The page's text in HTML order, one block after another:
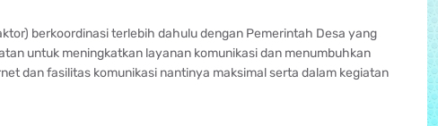
berkoordinasi terlebih dahulu dengan Pemerintah Desa yang
untuk meningkatkan layanan komunikasi dan menumbuhkan
dan fasilitas komunikasi nantinya maksimal serta dalam kegiatan